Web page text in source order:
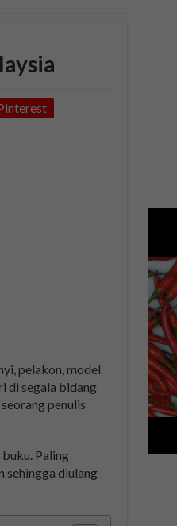
pelakon, model
di segala bidang
penulis
Paling
sehingga diulang